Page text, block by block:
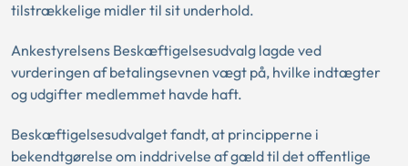
tilstrækkelige midler til sit underhold.
Ankestyrelsens Beskæftigelsesudvalg lagde ved
vurderingen af betalingsevnen vægt på, hvilke indtægter
og udgifter medlemmet havde haft.
Beskæftigelsesudvalget fandt, at principperne i
bekendtgørelse om inddrivelse af gæld til det offentlige